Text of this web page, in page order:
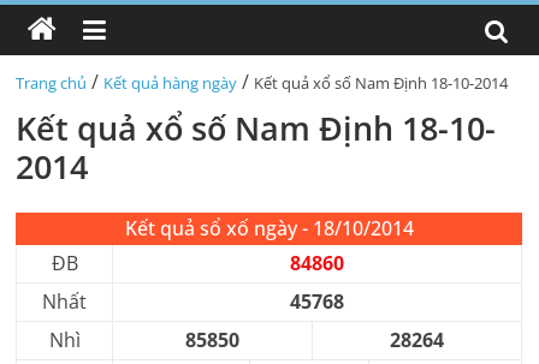
Trang chủ / Kết quả hàng ngày / Kết quả xổ số Nam Định 18-10-2014
Kết quả xổ số Nam Định 18-10-
2014
Kết quả sổ xố ngày - 18/10/2014
ĐB
84860
Nhất
45768
Nhì
85850 28264